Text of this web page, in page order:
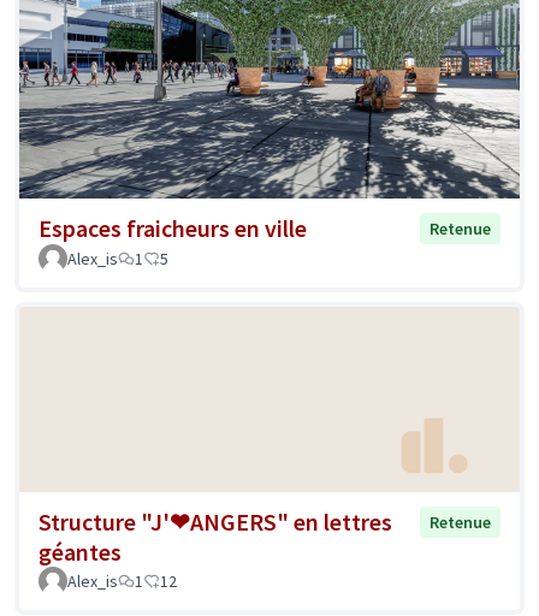
Espaces fraicheurs en ville
Retenue
Alex_is
1 5
Structure "J'❤ANGERS" en lettres
géantes
Retenue
Alex_is 1 12